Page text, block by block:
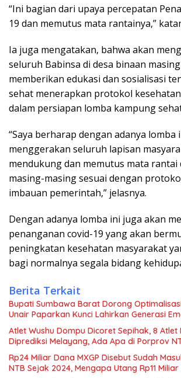
“Ini bagian dari upaya percepatan
19 dan memutus mata rantainya,”
Ia juga mengatakan, bahwa akan
seluruh Babinsa di desa binaan
memberikan edukasi dan sosialisasi
sehat menerapkan protokol
dalam persiapan lomba kampung
“Saya berharap dengan adanya lomba
menggerakan seluruh lapisan
mendukung dan memutus mata rantai
masing-masing sesuai dengan
imbauan pemerintah,” jelasnya.
Dengan adanya lomba ini juga akan
penanganan covid-19 yang akan
peningkatan kesehatan masyarakat
bagi normalnya segala bidang
Berita Terkait
Bupati Sumbawa Barat Dorong Optimalisasi
Unair Paparkan Kunci Lahirkan Generasi
Atlet Wushu Dompu Dicoret Sepihak, 8 Atlet
Diprediksi Melayang, Ada Apa di Porprov
Rp24 Miliar Dana MXGP Disebut Sudah
NTB Sejak 2024, Mengapa Utang Rp11